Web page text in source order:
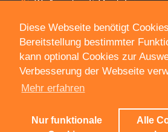
Diese Webseite benötigt
Bereitstellung bestimmter
kann optional Cookies zur
Verbesserung der Webseite
Mehr erfahren
Nur funktionale
Alle
Datenschutz & DSGVO